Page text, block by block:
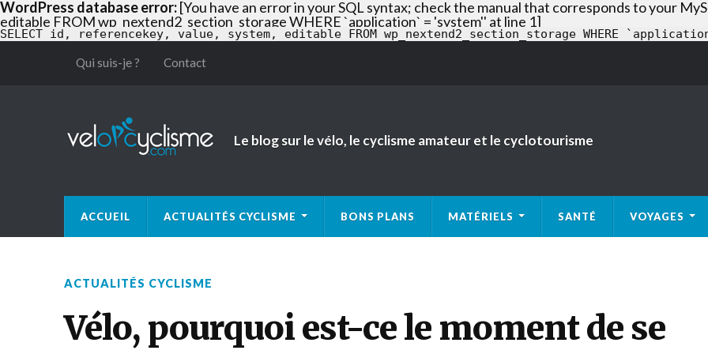
WordPress database error:[You have an error in your SQL syntax; check the manual that corresponds to your
editable FROM wp_nextend2_section_storage WHERE `application` = 'system'' at line 1]
SELECT id, referencekey, value, system, editable FROM wp_nextend2_section_storage WHERE
Qui suis-je ?
Contact
Le blog sur le vélo, le cyclisme amateur et le cyclotourisme
ACCUEIL ACTUALITÉS CYCLISME BONS PLANS MATÉRIELS SANTÉ VOYAGES
ACTUALITÉS CYCLISME
Vélo, pourquoi est-ce le moment de se
En savoir plus